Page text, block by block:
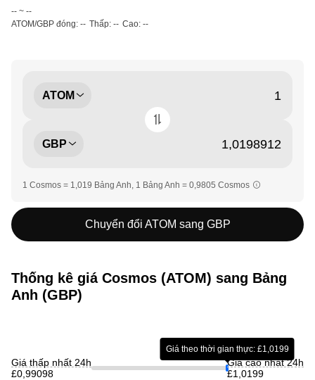
-- ~ --
ATOM/GBP đóng: -- Thấp: -- Cao: --
ATOM
GBP
1 Cosmos = 1,019 Bảng Anh, 1 Bảng Anh = 0,9805 Cosmos
Chuyển đổi ATOM sang GBP
Thống kê giá Cosmos (ATOM) sang Bảng
Anh (GBP)
Giá thấp nhất 24h
£0,99098
Giá theo thời gian thực: £1,0199
Giá cao nhất 24h
£1,0199